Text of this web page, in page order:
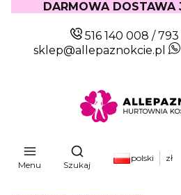
DARMOWA
516 140 008 /
sklep@allepaznokcie.pl
Menu
Otwórz wyszukiwarkę
Szukaj
polski zł